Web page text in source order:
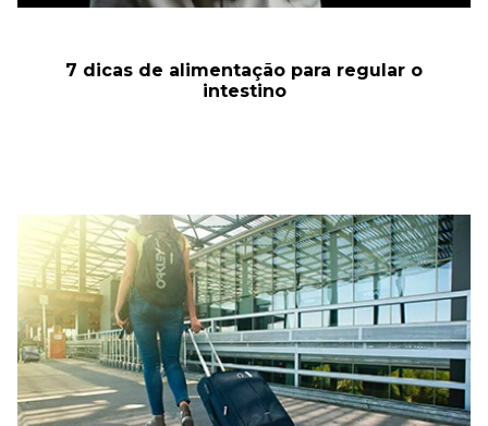
7 dicas de alimentação para regular o
intestino